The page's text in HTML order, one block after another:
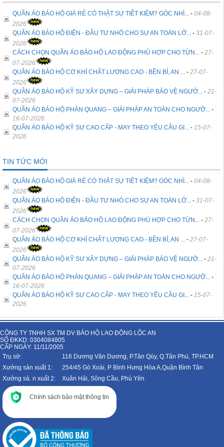
QUẦN ÁO BẢO HỘ GIÁ RẺ CÓ THẬT SỰ TIẾT KIỆM? GÓC NHÌ... - 04-08-
2026
QUẦN ÁO BẢO HỘ ĐIỆN - ĐẦU TƯ NHỎ CHO SỰ AN TOÀN LỚ... - 31-07-
2026
CÁCH CHỌN QUẦN ÁO BẢO HỘ LAO ĐỘNG PHÙ HỢP CHO TỪN... - 27-
07-2026
QUẦN ÁO BẢO HỘ CƠ KHÍ CHẤT LƯỢNG CAO - BỀN BỈ, AN ... - 27-07-
2026
QUẦN ÁO BẢO HỘ KỸ SƯ XÂY DỰNG – GIẢI PHÁP BẢO VỆ NGƯỜ... - 21-
07-2026
QUẦN ÁO BẢO HỘ PHẢN QUANG – GIẢI PHÁP AN TOÀN CHO NGƯỜ... -
16-07-2026
QUẦN ÁO BẢO HỘ KỸ SƯ CAO CẤP - MAY THEO YÊU CẦU GI... - 15-07-
2026
TIN TỨC MỚI
QUẦN ÁO BẢO HỘ GIÁ RẺ CÓ THẬT SỰ TIẾT KIỆM? GÓC NHÌ... - 04-08-
2026
QUẦN ÁO BẢO HỘ ĐIỆN - ĐẦU TƯ NHỎ CHO SỰ AN TOÀN LỚ... - 31-07-
2026
CÁCH CHỌN QUẦN ÁO BẢO HỘ LAO ĐỘNG PHÙ HỢP CHO TỪN... - 27-
07-2026
QUẦN ÁO BẢO HỘ CƠ KHÍ CHẤT LƯỢNG CAO - BỀN BỈ, AN ... - 27-07-
2026
QUẦN ÁO BẢO HỘ KỸ SƯ XÂY DỰNG – GIẢI PHÁP BẢO VỆ NGƯỜ... - 21-
07-2026
QUẦN ÁO BẢO HỘ PHẢN QUANG – GIẢI PHÁP AN TOÀN CHO NGƯỜ... -
16-07-2026
QUẦN ÁO BẢO HỘ KỸ SƯ CAO CẤP - MAY THEO YÊU CẦU GI... - 15-07-
2026
CÔNG TY TNHH SX TM DV BẢO HỘ LAO ĐỘNG LỘC AN
SỐ ĐKKD: 0304084805
CẤP NGÀY: 11/11/2005
Trụ sở:
116 Dương Văn Dương, P.Tân Qúy, Q.Tân Phú, TP.HCM
Xưởng sản xuất 1:
254/45 Gò Xoài, P Bình Hưng Hòa A,Quận Bình Tân
Xưởng sả. n xuất 2:
Xuân Hải, Sông Cầu, Phú Yên
Chính sách bảo mật thông tin